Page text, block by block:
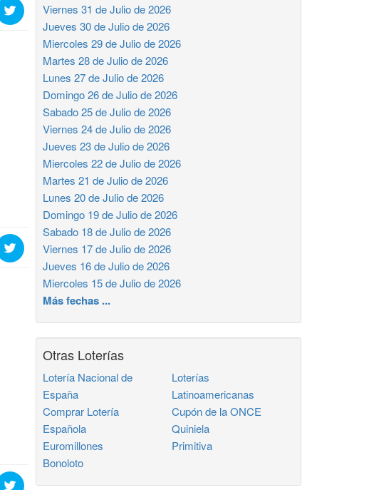
Viernes 31 de Julio de 2026
Jueves 30 de Julio de 2026
Miercoles 29 de Julio de 2026
Martes 28 de Julio de 2026
Lunes 27 de Julio de 2026
Domingo 26 de Julio de 2026
Sabado 25 de Julio de 2026
Viernes 24 de Julio de 2026
Jueves 23 de Julio de 2026
Miercoles 22 de Julio de 2026
Martes 21 de Julio de 2026
Lunes 20 de Julio de 2026
Domingo 19 de Julio de 2026
Sabado 18 de Julio de 2026
Viernes 17 de Julio de 2026
Jueves 16 de Julio de 2026
Miercoles 15 de Julio de 2026
Más fechas ...
Otras Loterías
Lotería Nacional de
España
Comprar Lotería
Española
Euromillones
Bonoloto
Loterías
Latinoamericanas
Cupón de la ONCE
Quiniela
Primitiva